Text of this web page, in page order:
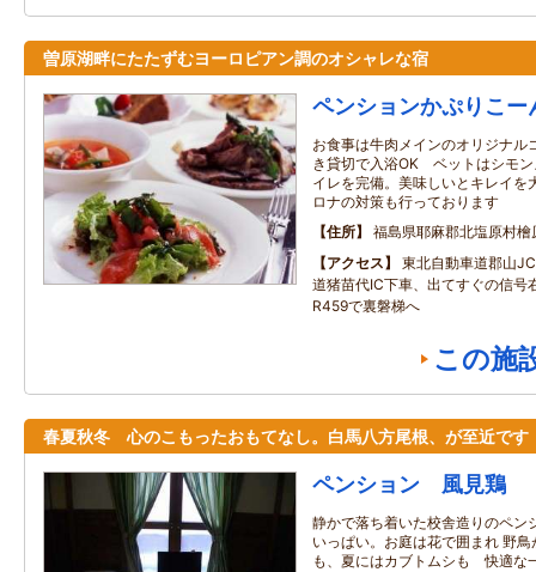
曽原湖畔にたたずむヨーロピアン調のオシャレな宿
ペンションかぷりこー
お食事は牛肉メインのオリジナル
き貸切で入浴OK ベットはシモ
イレを完備。美味しいとキレイを
ロナの対策も行っております
住所
福島県耶麻郡北塩原村
アクセス
東北自動車道郡山
道猪苗代IC下車、出てすぐの信号
R459で裏磐梯へ
この施
春夏秋冬 心のこもったおもてなし。白馬八方尾根、が至近です
ペンション 風見鶏
静かで落ち着いた校舎造りのペン
いっぱい。お庭は花で囲まれ 野
も、夏にはカブトムシも 快適な